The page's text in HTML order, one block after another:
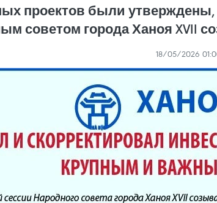
проектов были
советом города Ханоя XVII
18/05/2026